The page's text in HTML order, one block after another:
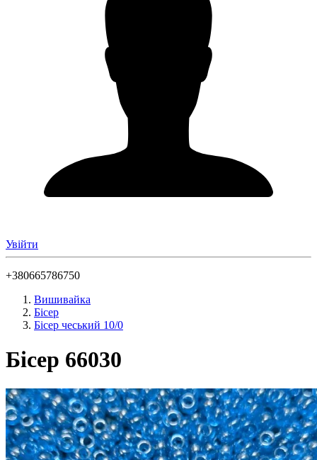
Увійти
+380665786750
Вишивайка
Бісер
Бісер чеський 10/0
Бісер 66030